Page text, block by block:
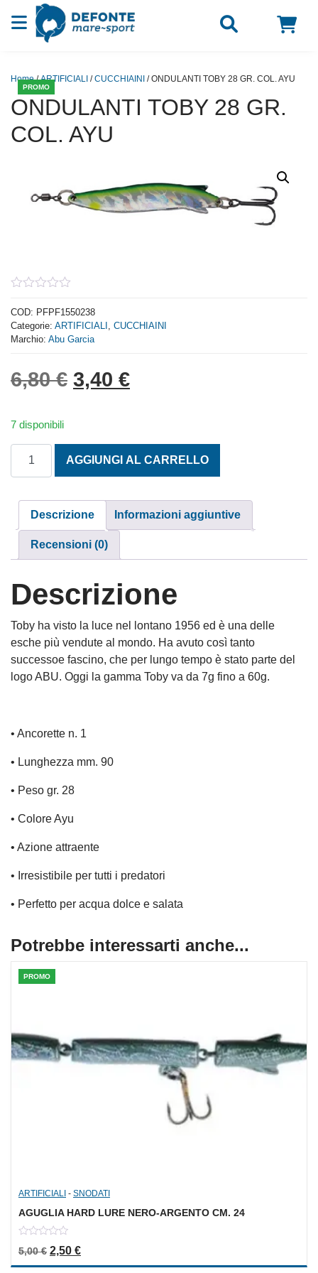
Vai al contenuto
PROMO
Home/ARTIFICIALI /CUCCHIAINI / ONDULANTI TOBY 28 GR. COL. AYU
ONDULANTI TOBY 28 GR.
COL. AYU
out
of
5
COD: PFPF1550238
Categorie: ARTIFICIALI CUCCHIAINI
Marchio: Abu Garcia
6,80€ Il prezzo originale era:
3,40 €Il prezzo attuale è:
7 disponibili
AGGIUNGI AL CARRELLO
Descrizione Informazioni aggiuntive
Recensioni (0)
Descrizione
Toby ha visto la luce nel lontano 1956 ed è una delle
esche più vendute al mondo. Ha avuto così tanto
successoe fascino, che per lungo tempo è stato parte del
logo ABU. Oggi la gamma Toby va da 7g fino a 60g.
• Ancorette n. 1
• Lunghezza mm. 90
• Peso gr. 28
• Colore Ayu
• Azione attraente
• Irresistibile per tutti i predatori
• Perfetto per acqua dolce e salata
Potrebbe interessarti anche...
PROMO
ARTIFICIALI - SNODATI
AGUGLIA HARD LURE NERO-ARGENTO CM. 24
out
of
5,00€ Il prezzo originale era: 5,00 €.
2,50 €Il prezzo attuale è: 2,50 €.